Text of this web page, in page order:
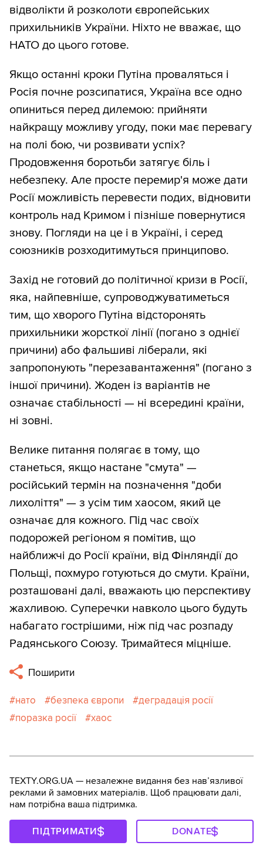
відволікти й розколоти європейських
прихильників України. Ніхто не вважає, що
НАТО до цього готове.
Якщо останні кроки Путіна проваляться і
Росія почне розсипатися, Україна все одно
опиниться перед дилемою: прийняти
найкращу можливу угоду, поки має перевагу
на полі бою, чи розвивати успіх?
Продовження боротьби затягує біль і
небезпеку. Але просте перемир'я може дати
Росії можливість перевести подих, відновити
контроль над Кримом і пізніше повернутися
знову. Погляди на це і в Україні, і серед
союзників розходитимуться принципово.
Захід не готовий до політичної кризи в Росії,
яка, найпевніше, супроводжуватиметься
тим, що хворого Путіна відсторонять
прихильники жорсткої лінії (погано з однієї
причини) або фальшиві ліберали, які
запропонують "перезавантаження" (погано з
іншої причини). Жоден із варіантів не
означає стабільності — ні всередині країни,
ні зовні.
Велике питання полягає в тому, що
станеться, якщо настане "смута" —
російський термін на позначення "доби
лихоліття" — з усім тим хаосом, який це
означає для кожного. Під час своїх
подорожей регіоном я помітив, що
найближчі до Росії країни, від Фінляндії до
Польщі, похмуро готуються до смути. Країни,
розташовані далі, вважають цю перспективу
жахливою. Суперечки навколо цього будуть
набагато гострішими, ніж під час розпаду
Радянського Союзу. Тримайтеся міцніше.
Поширити
нато безпека європи
деградація росії
поразка росії
хаос
TEXTY.ORG.UA — незалежне видання без навʼязливої
реклами й замовних матеріалів. Щоб працювати далі,
нам потрібна ваша підтримка.
ПІДТРИМАТИ DONATE